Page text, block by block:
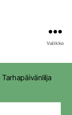
Valikko